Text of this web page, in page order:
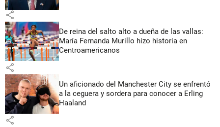
share
De reina del salto alto a dueña de las vallas:
María Fernanda Murillo hizo historia en
Centroamericanos
share
Un aficionado del Manchester City se enfrentó
a la ceguera y sordera para conocer a Erling
Haaland
share